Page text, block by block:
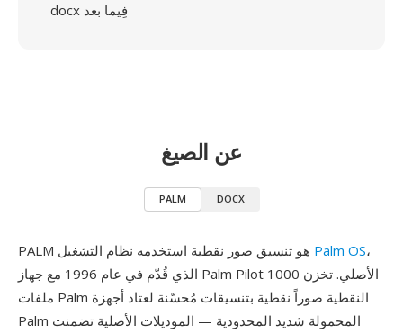
docx فِيما بعد
عن الصيغ
PALM DOCX
Palm OS،
الذي قُدّم في عام 1996 مع جهاز Palm Pilot 1000 الأصلي. تخزن
ملفات Palm النقطية صوراً نقطية بتنسيقات مُحسّنة لعتاد أجهزة
Palm المحمولة شديد المحدودية — الموديلات الأصلية تضمنت